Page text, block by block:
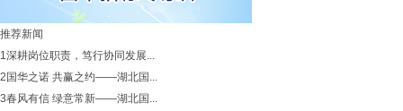
推荐新闻
1深耕岗位职责，笃行协同发展...
2 国华之诺 共赢之约——湖北国...
3春风有信 绿意常新——湖北国...